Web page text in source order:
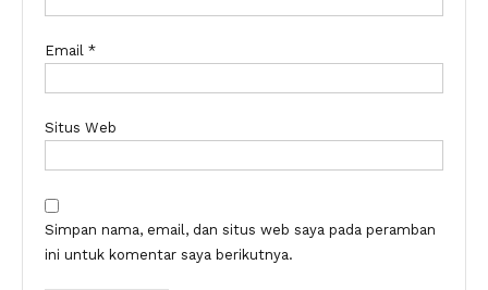
Email *
Situs Web
Simpan nama, email, dan situs web saya pada peramban
ini untuk komentar saya berikutnya.